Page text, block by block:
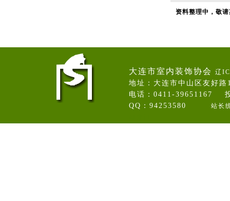
资料整理中，敬请
大连市室内装饰协会 辽
地址：大连市中山区友好
电话：0411-39651167
QQ：94253580 站长